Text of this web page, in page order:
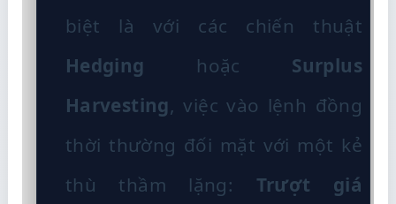
biệt là với các chiến thuật
Hedging hoặc Surplus
Harvesting, việc vào lệnh đồng
thời thường đối mặt với một kẻ
thù thầm lặng: Trượt giá